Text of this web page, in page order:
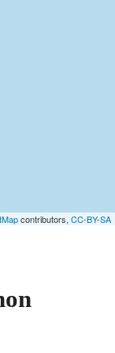
contributors, CC-BY-SA